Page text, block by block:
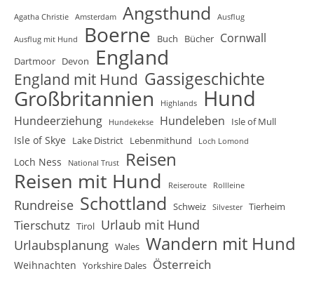
Agatha Christie Amsterdam Angsthund Ausflug
Ausflug mit Hund Boerne Buch Bücher Cornwall
Dartmoor Devon England
England mit Hund Gassigeschichte
Großbritannien Highlands Hund
Hundeerziehung Hundekekse Hundeleben Isle of Mull
Isle of Skye Lake District Lebenmithund Loch Lomond
Loch Ness National Trust Reisen
Reisen mit Hund Reiseroute Rollleine
Rundreise Schottland Schweiz Silvester Tierheim
Tierschutz Tirol Urlaub mit Hund
Urlaubsplanung Wales Wandern mit Hund
Weihnachten Yorkshire Dales Österreich